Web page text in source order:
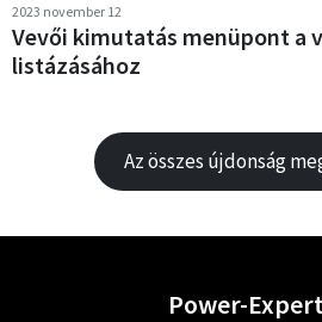
2023 november 12
Vevői kimutatás menüpont a
listázásához
Az összes újdonság
Power-